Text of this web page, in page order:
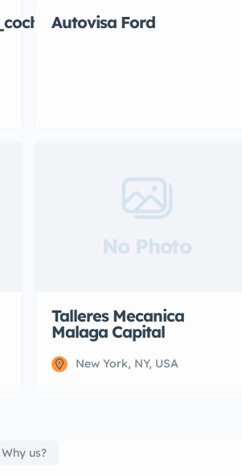
Autovisa Ford
No Photo
Talleres Mecanica
Malaga Capital
New York, NY, USA
Why us?